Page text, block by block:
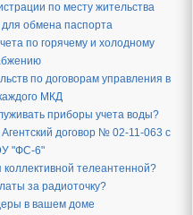
по месту жительства
обмена паспорта
по горячему и холодному
по договорам управления в
МКД
приборы учета воды?
договор № 02-11-063 с
"ФС-6"
коллективной телеантенной?
за радиоточку?
в вашем доме